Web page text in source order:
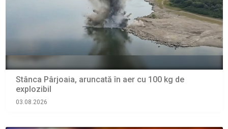
Stânca Pârjoaia, aruncată în aer cu 100 kg de
explozibil
03.08.2026